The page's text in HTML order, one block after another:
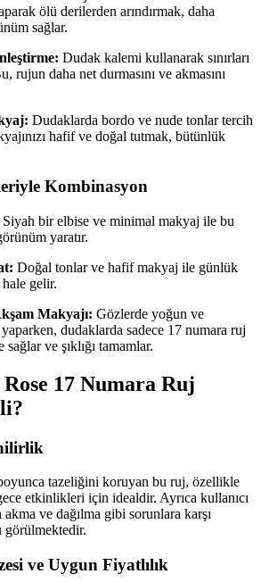
ölü derilerden arındırmak, daha
sağlar.
Dudak kalemi kullanarak sınırları
rujun daha net durmasını ve akmasını
Dudaklarda bordo ve nude tonlar tercih
hafif ve doğal tutmak, bütünlük
Kombinasyon
Siyah bir elbise ve minimal makyaj ile bu
yaratır.
Doğal tonlar ve hafif makyaj ile günlük
gelir.
Makyajı: Gözlerde yoğun ve
dudaklarda sadece 17 numara ruj
ve şıklığı tamamlar.
17 Numara Ruj
tazeliğini koruyan bu ruj, özellikle
etkinlikleri için idealdir. Ayrıca kullanıcı
ve dağılma gibi sorunlara karşı
ve Uygun Fiyatlılık